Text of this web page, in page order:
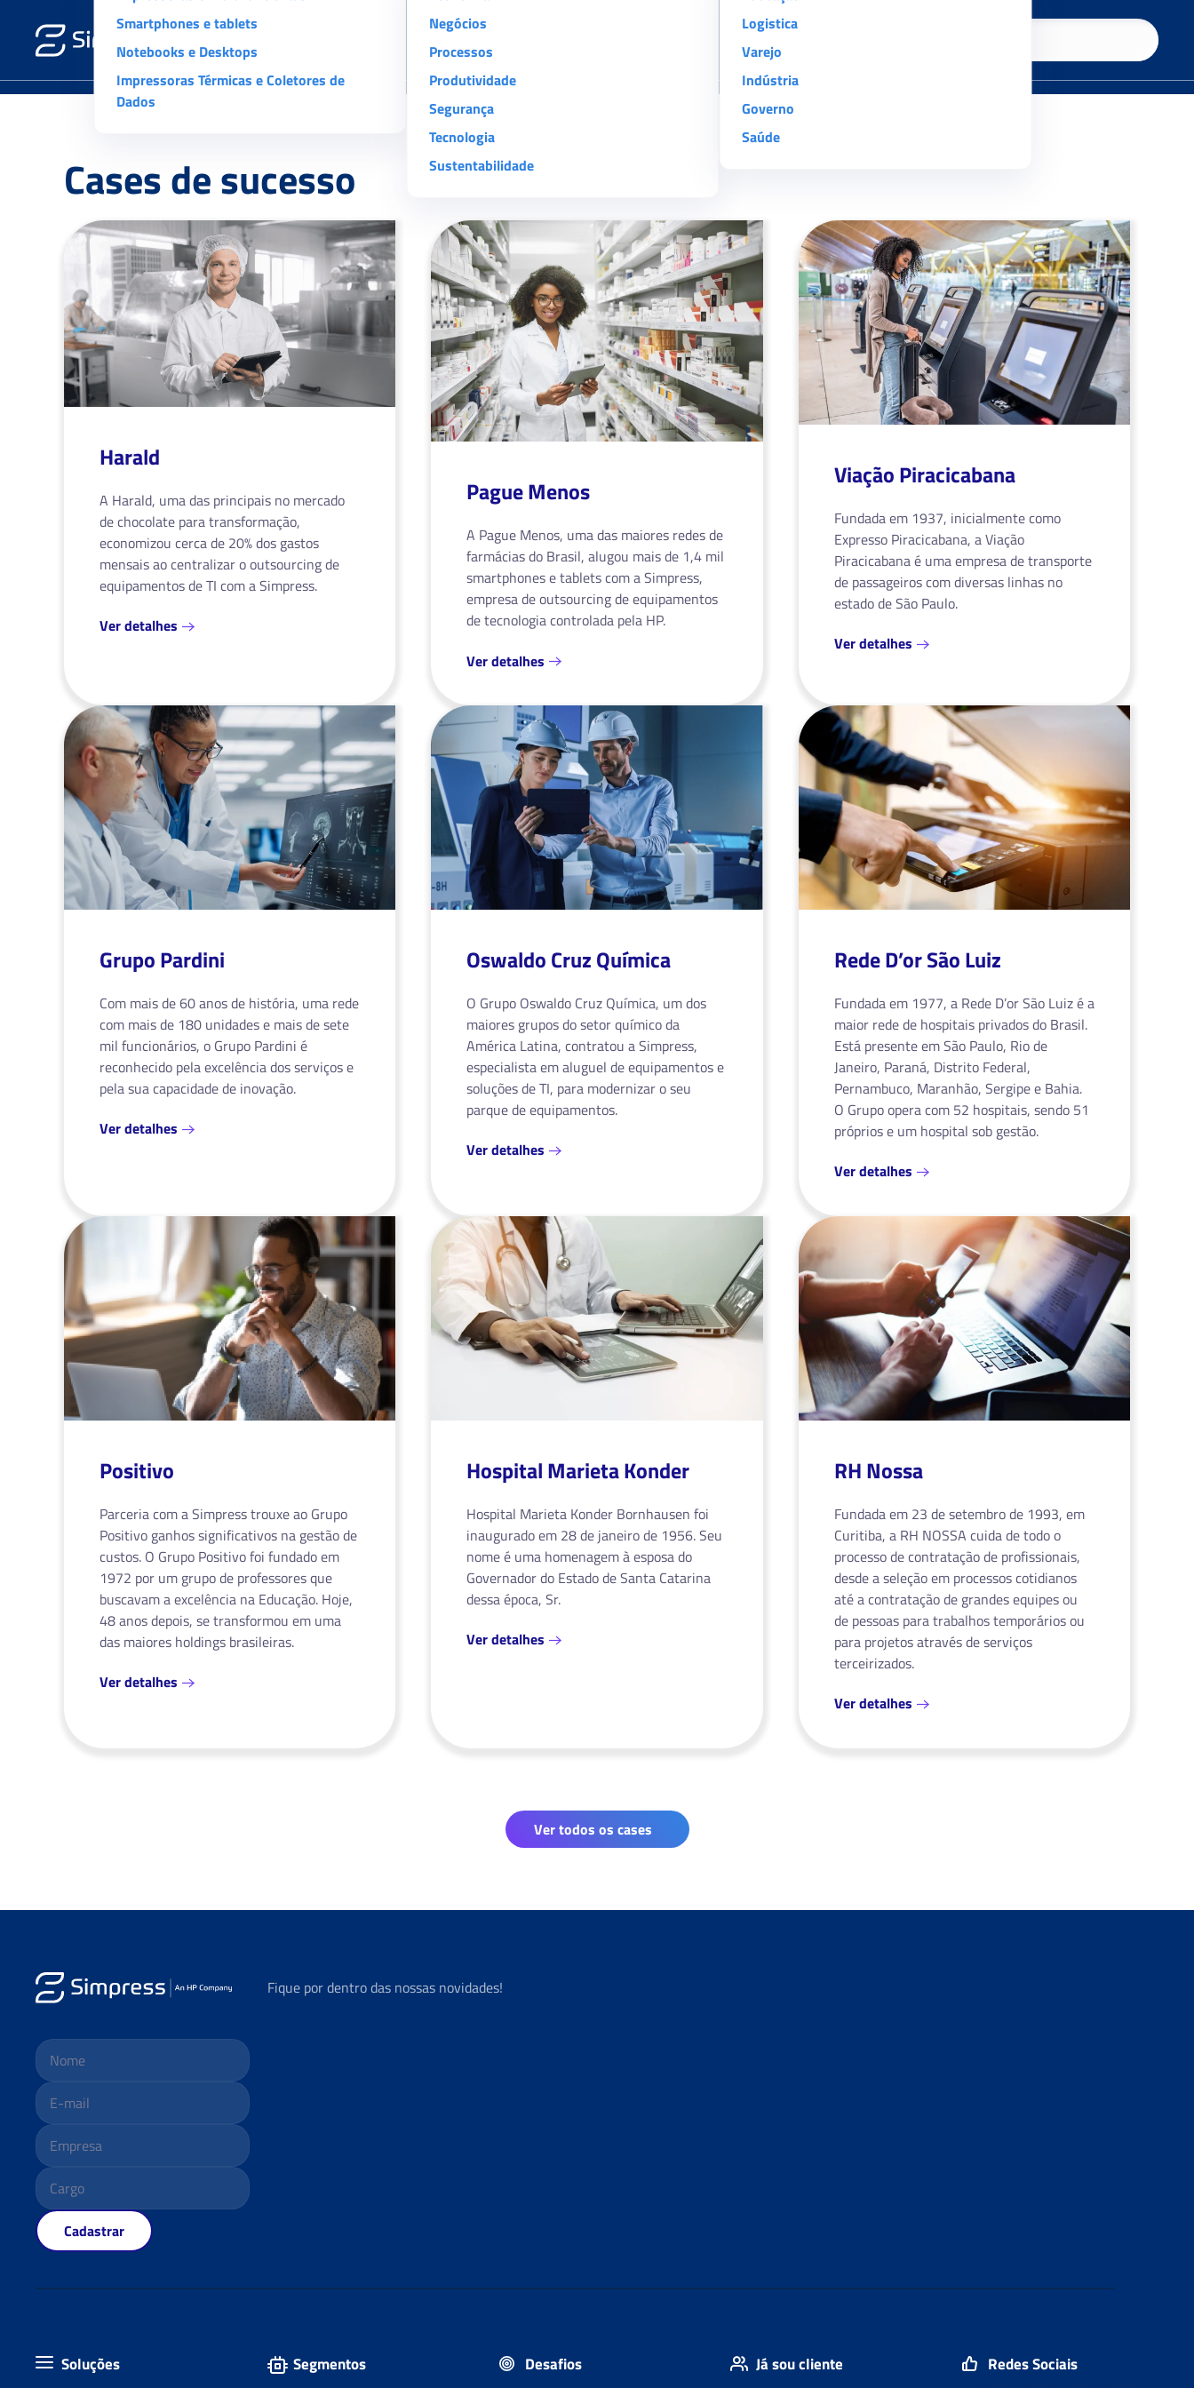
Smartphones e tablets
Notebooks e Desktops
Impressoras Térmicas e Coletores de
Dados
Negócios
Processos
Produtividade
Segurança
Tecnologia
Sustentabilidade
Logistica
Varejo
Indústria
Governo
Saúde
Cases de sucesso
Harald
A Harald, uma das principais no mercado
de chocolate para transformação,
economizou cerca de 20% dos gastos
mensais ao centralizar o outsourcing de
equipamentos de TI com a Simpress.
Ver detalhes
Pague Menos
A Pague Menos, uma das maiores redes de
farmácias do Brasil, alugou mais de 1,4 mil
smartphones e tablets com a Simpress,
empresa de outsourcing de equipamentos
de tecnologia controlada pela HP.
Ver detalhes
Viação Piracicabana
Fundada em 1937, inicialmente como
Expresso Piracicabana, a Viação
Piracicabana é uma empresa de transporte
de passageiros com diversas linhas no
estado de São Paulo.
Ver detalhes
Grupo Pardini
Com mais de 60 anos de história, uma rede
com mais de 180 unidades e mais de sete
mil funcionários, o Grupo Pardini é
reconhecido pela excelência dos serviços e
pela sua capacidade de inovação.
Ver detalhes
Oswaldo Cruz Química
O Grupo Oswaldo Cruz Química, um dos
maiores grupos do setor químico da
América Latina, contratou a Simpress,
especialista em aluguel de equipamentos e
soluções de TI, para modernizar o seu
parque de equipamentos.
Ver detalhes
Rede D’or São Luiz
Fundada em 1977, a Rede D’or São Luiz é a
maior rede de hospitais privados do Brasil.
Está presente em São Paulo, Rio de
Janeiro, Paraná, Distrito Federal,
Pernambuco, Maranhão, Sergipe e Bahia.
O Grupo opera com 52 hospitais, sendo 51
próprios e um hospital sob gestão.
Ver detalhes
Positivo
Parceria com a Simpress trouxe ao Grupo
Positivo ganhos significativos na gestão de
custos. O Grupo Positivo foi fundado em
1972 por um grupo de professores que
buscavam a excelência na Educação. Hoje,
48 anos depois, se transformou em uma
das maiores holdings brasileiras.
Ver detalhes
Hospital Marieta Konder
Hospital Marieta Konder Bornhausen foi
inaugurado em 28 de janeiro de 1956. Seu
nome é uma homenagem à esposa do
Governador do Estado de Santa Catarina
dessa época, Sr.
Ver detalhes
RH Nossa
Fundada em 23 de setembro de 1993, em
Curitiba, a RH NOSSA cuida de todo o
processo de contratação de profissionais,
desde a seleção em processos cotidianos
até a contratação de grandes equipes ou
de pessoas para trabalhos temporários ou
para projetos através de serviços
terceirizados.
Ver detalhes
Ver todos os cases
Fique por dentro das nossas novidades!
Cadastrar
Soluções Segmentos Desafios Já sou cliente Redes Sociais